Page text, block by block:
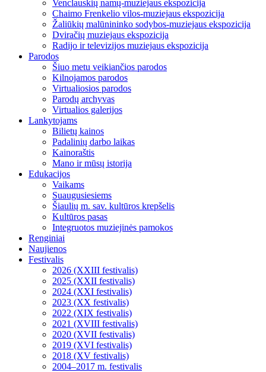
Venclauskių namų-muziejaus ekspozicija
Chaimo Frenkelio vilos-muziejaus ekspozicija
Žaliūkių malūnininko sodybos-muziejaus ekspozicija
Dviračių muziejaus ekspozicija
Radijo ir televizijos muziejaus ekspozicija
Parodos
Šiuo metu veikiančios parodos
Kilnojamos parodos
Virtualiosios parodos
Parodų archyvas
Virtualios galerijos
Lankytojams
Bilietų kainos
Padalinių darbo laikas
Kainoraštis
Mano ir mūsų istorija
Edukacijos
Vaikams
Suaugusiesiems
Šiaulių m. sav. kultūros krepšelis
Kultūros pasas
Integruotos muziejinės pamokos
Renginiai
Naujienos
Festivalis
2026 (XXIII festivalis)
2025 (XXII festivalis)
2024 (XXI festivalis)
2023 (XX festivalis)
2022 (XIX festivalis)
2021 (XVIII festivalis)
2020 (XVII festivalis)
2019 (XVI festivalis)
2018 (XV festivalis)
2004–2017 m. festivalis